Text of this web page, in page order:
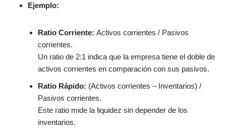
Ejemplo:
Ratio Corriente: Activos corrientes / Pasivos
corrientes.
Un ratio de 2:1 indica que la empresa tiene el doble de
activos corrientes en comparación con sus pasivos.
Ratio Rápido: (Activos corrientes – Inventarios) /
Pasivos corrientes.
Este ratio mide la liquidez sin depender de los
inventarios.